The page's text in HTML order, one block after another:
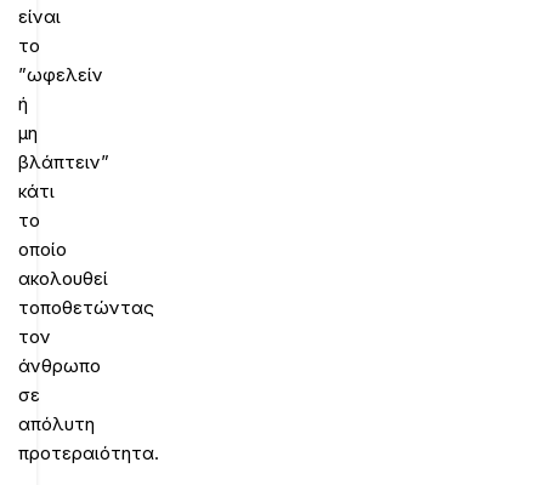
είναι
το
”ωφελείν
ή
μη
βλάπτειν”
κάτι
το
οποίο
ακολουθεί
τοποθετώντας
τον
άνθρωπο
σε
απόλυτη
προτεραιότητα.